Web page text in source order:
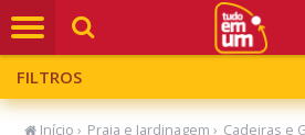
Início › Praia e Jardinagem › Cadeiras e
FILTROS